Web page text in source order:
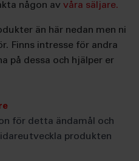
någon av våra säljare.
än här nedan men ni
Finns intresse för andra
på dessa och hjälper er
för detta ändamål och
produkten